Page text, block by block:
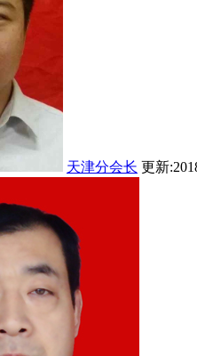
天津分会长 更新